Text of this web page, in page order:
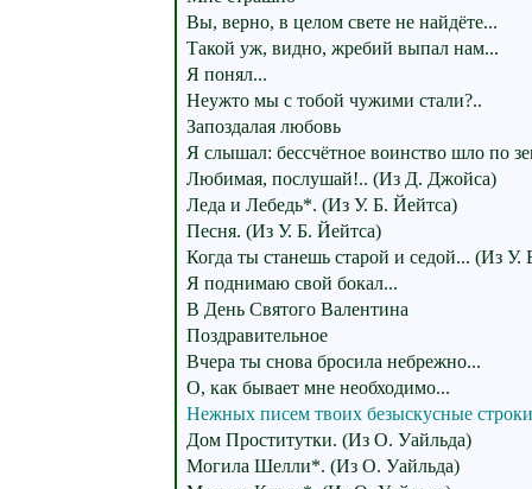
Вы, верно, в целом свете не найдёте...
Такой уж, видно, жребий выпал нам...
Я понял...
Неужто мы с тобой чужими стали?..
Запоздалая любовь
Я слышал: бессчётное воинство шло по
Любимая, послушай!.. (Из Д. Джойса)
Леда и Лебедь*. (Из У. Б. Йейтса)
Песня. (Из У. Б. Йейтса)
Когда ты станешь старой и седой... (Из У.
Я поднимаю свой бокал...
В День Святого Валентина
Поздравительное
Вчера ты снова бросила небрежно...
О, как бывает мне необходимо...
Нежных писем твоих безыскусные
Дом Проститутки. (Из О. Уайльда)
Могила Шелли*. (Из О. Уайльда)